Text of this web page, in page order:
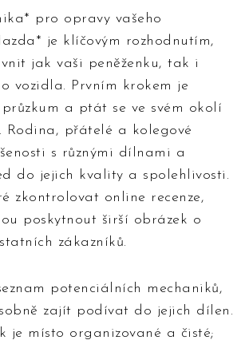
pro opravy vašeho
je klíčovým rozhodnutím,
jak vaši peněženku, tak i
vozidla. Prvním krokem je
a ptát se ve svém okolí
Rodina, přátelé a kolegové
s různými dílnami a
do jejich kvality a spolehlivosti.
zkontrolovat online recenze,
poskytnout širší obrázek o
zákazníků.
potenciálních mechaniků,
zajít podívat do jejich dílen.
je místo organizované a čisté;